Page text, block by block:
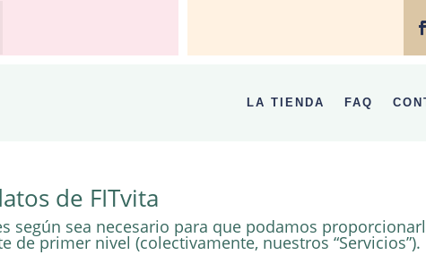
LA TIENDA FAQ
de FITvita
según sea necesario para que podamos
de primer nivel (colectivamente, nuestros “Servicios”).